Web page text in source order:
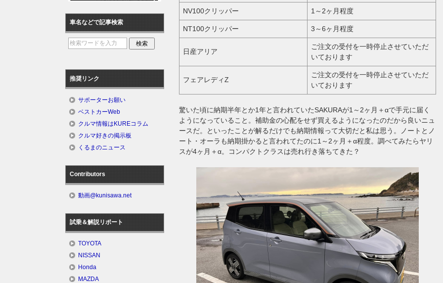
NV100クリッパー 1～2ヶ月程度
NT100クリッパー 3～6ヶ月程度
日産アリア
ご注文の受付を一時停止させていただ
いております
フェアレディZ
ご注文の受付を一時停止させていただ
いております
驚いた頃に納期半年とか1年と言われていたSAKURAが1～2ヶ月＋αで手元に届く
ようになっていること。補助金の心配をせず買えるようになったのだから良いニュ
ースだ。といったことが解るだけでも納期情報って大切だと私は思う。ノートとノ
ート・オーラも納期掛かると言われてたのに1～2ヶ月＋α程度。調べてみたらヤリ
スが4ヶ月＋α。コンパクトクラスは売れ行き落ちてきた？
車名などで記事検索
推奨リンク
サポーターお願い
ベストカーWeb
クルマ情報はKUREコラム
クルマ好きの掲示板
くるまのニュース
Contributors
動画@kunisawa.net
試乗＆解説リポート
TOYOTA
NISSAN
Honda
MAZDA